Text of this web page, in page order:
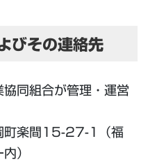
びその連絡先
同組合が管理・運営
町楽間15-27-1（福
）